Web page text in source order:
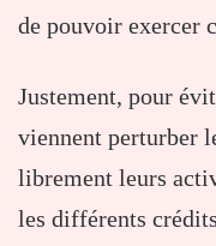
de pouvoir exercer
Justement, pour
viennent perturber
librement leurs
les différents